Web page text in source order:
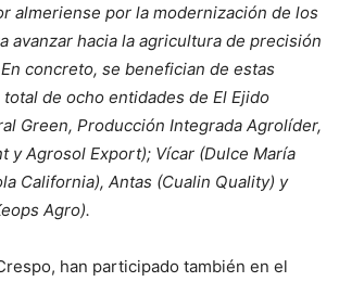
almeriense por la modernización de los
avanzar hacia la agricultura de precisión
concreto, se benefician de estas
de ocho entidades de El Ejido
Green, Producción Integrada Agrolíder,
y Agrosol Export); Vícar (Dulce María
California), Antas (Cualin Quality) y
Agro).
han participado también en el